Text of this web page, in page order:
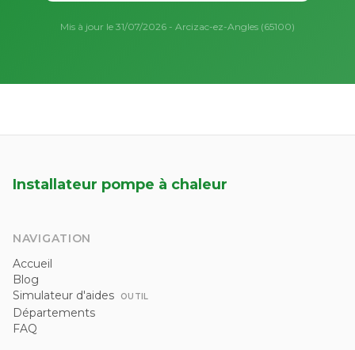
Mis à jour le 31/07/2026 - Arcizac-ez-Angles (65100)
Installateur pompe à chaleur
NAVIGATION
Accueil
Blog
Simulateur d'aides
OUTIL
Départements
FAQ